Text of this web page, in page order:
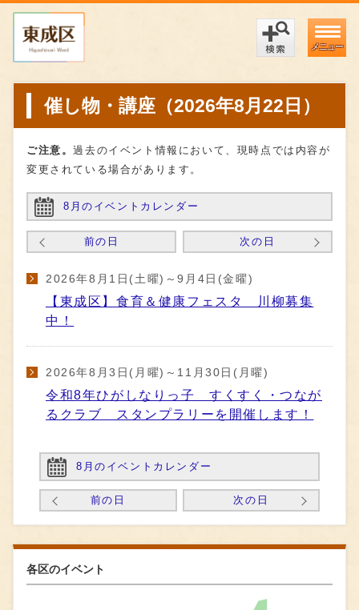
メニュー
催し物・講座（2026年8月22日）
ご注意。過去のイベント情報において、現時点では内容が
変更されている場合があります。
8月のイベントカレンダー
前の日 次の日
2026年8月1日(土曜)～9月4日(金曜)
【東成区】食育＆健康フェスタ 川柳募集
中！
2026年8月3日(月曜)～11月30日(月曜)
令和8年ひがしなりっ子 すくすく・つなが
るクラブ スタンプラリーを開催します！
8月のイベントカレンダー
前の日 次の日
各区のイベント